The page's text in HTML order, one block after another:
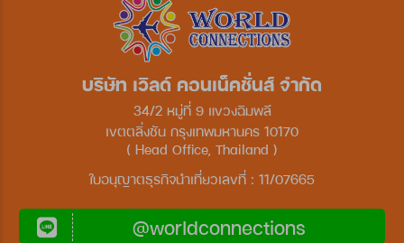
บริษัท เวิลด์ คอนเน็คชั่นส์ จำกัด
34/2 หมู่ที่ 9 แขวงฉิมพลี
เขตตลิ่งชัน กรุงเทพมหานคร 10170
( Head Office, Thailand )
ใบอนุญาตธุรกิจนำเที่ยวเลขที่ : 11/07665
@worldconnections